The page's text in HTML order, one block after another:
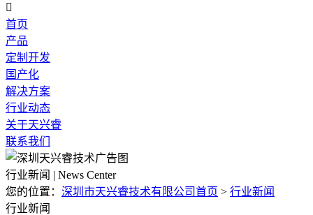

首页
产品
定制开发
国产化
解决方案
行业动态
关于天兴睿
联系我们
行业新闻 | News Center
您的位置： 深圳市天兴睿技术有限公司首页 > 行业新闻
行业新闻